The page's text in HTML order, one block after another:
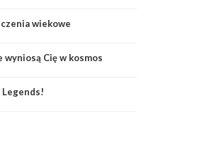
wiekowe
Cię w kosmos
Legends!